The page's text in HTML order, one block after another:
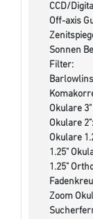
CCD/
Off-axis
Sonnen
Filter:
Okulare 3"
Okulare 2":
Okulare
1.25"
1.25"
Zoom